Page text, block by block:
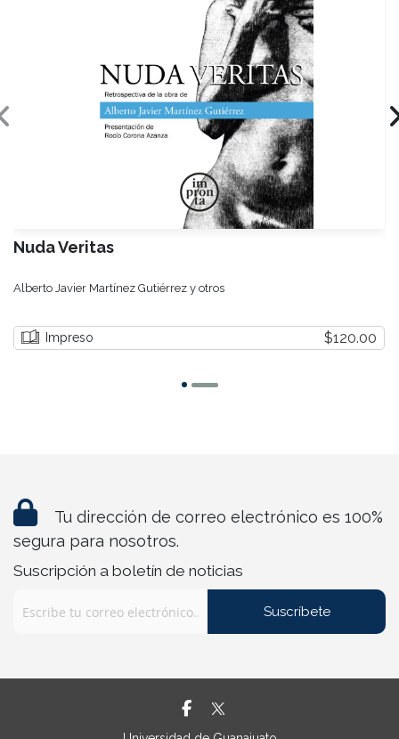
Nuda Veritas
Alberto Javier Martínez Gutiérrez y otros
Impreso $120.00
Tu dirección de correo electrónico es 100%
segura para nosotros.
Suscripción a boletín de noticias
Suscríbete